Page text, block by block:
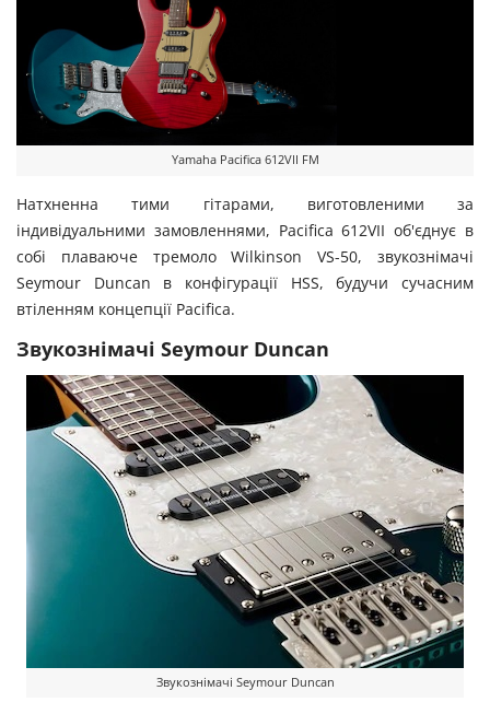
Yamaha Pacifica 612VII FM
Натхненна тими гітарами, виготовленими за
індивідуальними замовленнями, Pacifica 612VII об'єднує в
собі плаваюче тремоло Wilkinson VS-50, звукознімачі
Seymour Duncan в конфігурації HSS, будучи сучасним
втіленням концепції Pacifica.
Звукознімачі Seymour Duncan
Звукознімачі Seymour Duncan